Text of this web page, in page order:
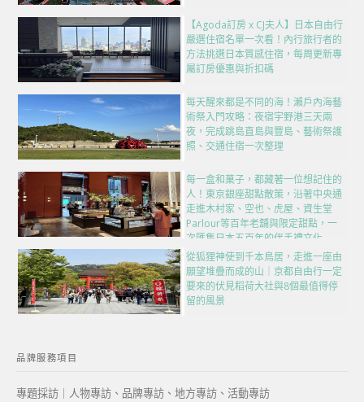
【Agoda訂房 x CJ夫人】日本自由行
嚴選住宿名單一次看！內行旅行者的
方法挑選日本質感住宿，每周更新專
屬訂房優惠與折扣碼
每天醒來都是不同的海！瀨戶內海藝
術祭入門攻略：夜宿宇野港三天兩
夜，完成跳島直島與豐島、藝術祭護
照、交通住宿一次整理
每一盒和菓子，都藏著一位想記住的
人！東京銀座甜點散策，沿著中央通
走進木村家、空也、虎屋、資生堂
Parlour等百年老舖與限定甜點，一
次匯集日本五百年的伴手禮文化
從狐狸神使到千本鳥居，走進一座由
願望堆疊而成的山｜京都自由行一定
要來的伏見稻荷大社與8個最值得停
留的風景
品牌服務項目
專題採訪｜人物專訪、品牌專訪、地方專訪、活動專訪